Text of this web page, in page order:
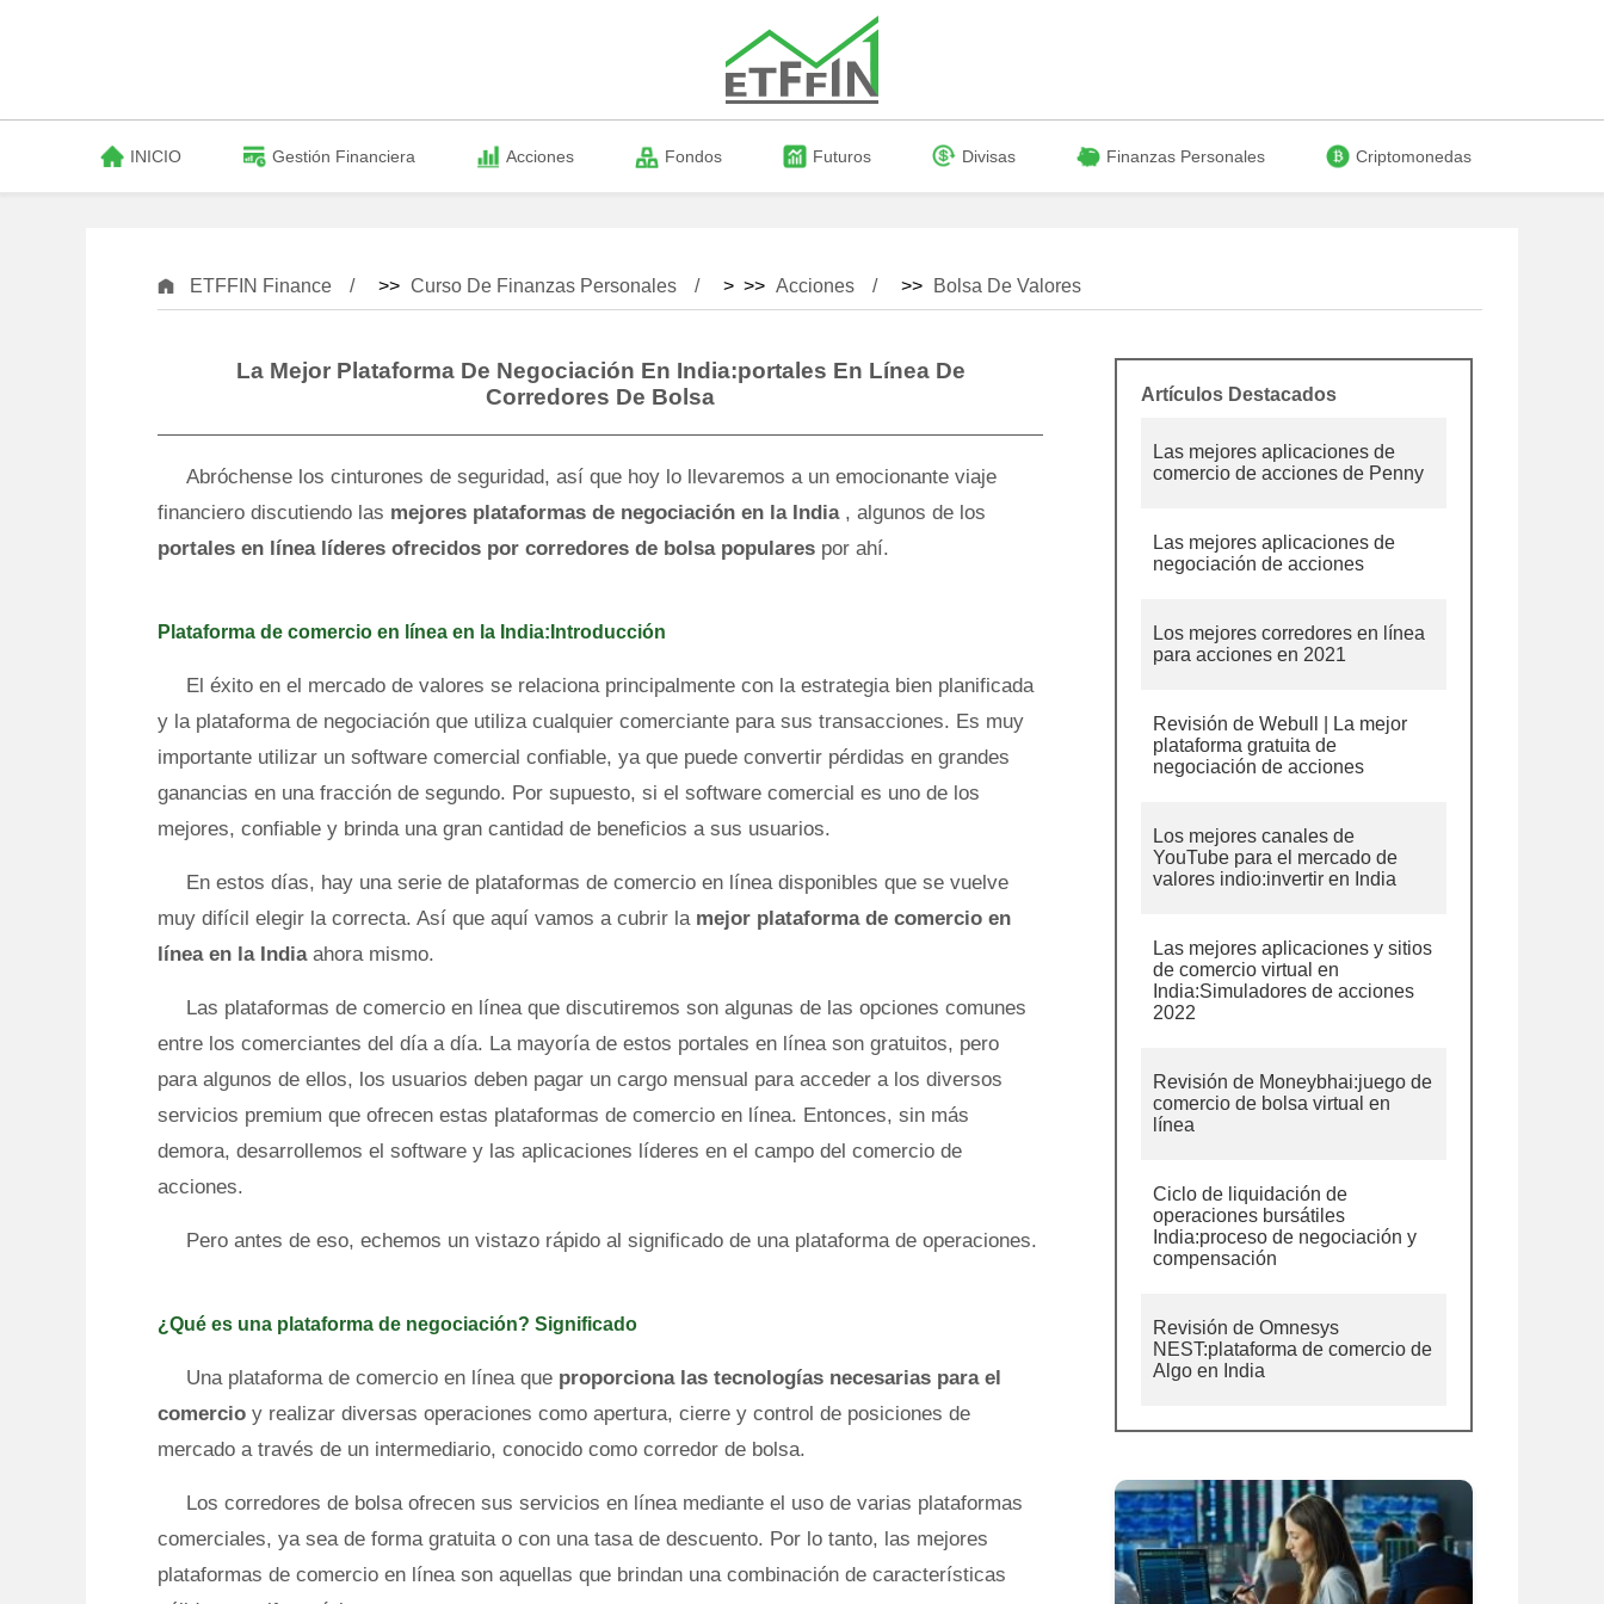
INICIO Gestión Financiera Acciones Fondos Futuros Divisas Finanzas Personales Criptomonedas
ETFFIN Finance >> Curso De Finanzas Personales > >> Acciones >> Bolsa De Valores
La Mejor Plataforma De Negociación En India:portales En Línea De
Corredores De Bolsa
Abróchense los cinturones de seguridad, así que hoy lo llevaremos a un emocionante viaje
financiero discutiendo las mejores plataformas de negociación en la India, algunos de los
portales en línea líderes ofrecidos por corredores de bolsa populares por ahí.
Plataforma de comercio en línea en la India:Introducción
El éxito en el mercado de valores se relaciona principalmente con la estrategia bien planificada
y la plataforma de negociación que utiliza cualquier comerciante para sus transacciones. Es muy
importante utilizar un software comercial confiable, ya que puede convertir pérdidas en grandes
ganancias en una fracción de segundo. Por supuesto, si el software comercial es uno de los
mejores, confiable y brinda una gran cantidad de beneficios a sus usuarios.
En estos días, hay una serie de plataformas de comercio en línea disponibles que se vuelve
muy difícil elegir la correcta. Así que aquí vamos a cubrir la mejor plataforma de comercio en
línea en la Indiaahora mismo.
Las plataformas de comercio en línea que discutiremos son algunas de las opciones comunes
entre los comerciantes del día a día. La mayoría de estos portales en línea son gratuitos, pero
para algunos de ellos, los usuarios deben pagar un cargo mensual para acceder a los diversos
servicios premium que ofrecen estas plataformas de comercio en línea. Entonces, sin más
demora, desarrollemos el software y las aplicaciones líderes en el campo del comercio de
acciones.
Pero antes de eso, echemos un vistazo rápido al significado de una plataforma de operaciones.
¿Qué es una plataforma de negociación? Significado
Una plataforma de comercio en línea que proporciona las tecnologías necesarias para el
comercio y realizar diversas operaciones como apertura, cierre y control de posiciones de
mercado a través de un intermediario, conocido como corredor de bolsa.
Los corredores de bolsa ofrecen sus servicios en línea mediante el uso de varias plataformas
comerciales, ya sea de forma gratuita o con una tasa de descuento. Por lo tanto, las mejores
plataformas de comercio en línea son aquellas que brindan una combinación de características
Artículos Destacados
Las mejores aplicaciones de
comercio de acciones de Penny
Las mejores aplicaciones de
negociación de acciones
Los mejores corredores en línea
para acciones en 2021
Revisión de Webull | La mejor
plataforma gratuita de
negociación de acciones
Los mejores canales de
YouTube para el mercado de
valores indio:invertir en India
Las mejores aplicaciones y sitios
de comercio virtual en
India:Simuladores de acciones
2022
Revisión de Moneybhai:juego de
comercio de bolsa virtual en
línea
Ciclo de liquidación de
operaciones bursátiles
India:proceso de negociación y
compensación
Revisión de Omnesys
NEST:plataforma de comercio de
Algo en India